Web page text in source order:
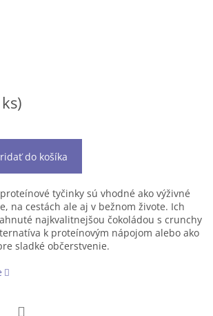
do košíka
tyčinky sú vhodné ako výživné
na cestách ale aj v bežnom živote. Ich
najkvalitnejšou čokoládou s crunchy
k proteínovým nápojom alebo ako
sladké občerstvenie.